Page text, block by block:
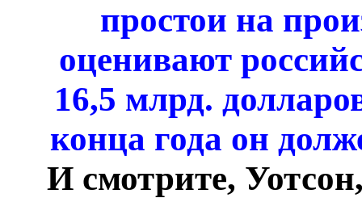
простои на
оценивают
16,5 млрд.
конца года он
И смотрите,